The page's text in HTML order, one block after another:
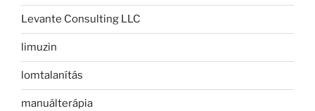
Levante Consulting LLC
limuzin
lomtalanítás
manuálterápia